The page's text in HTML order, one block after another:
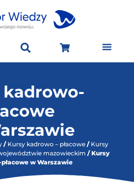
/ Kursy kadrowo – płacowe / Kursy
mazowieckim / Kursy
w Warszawie